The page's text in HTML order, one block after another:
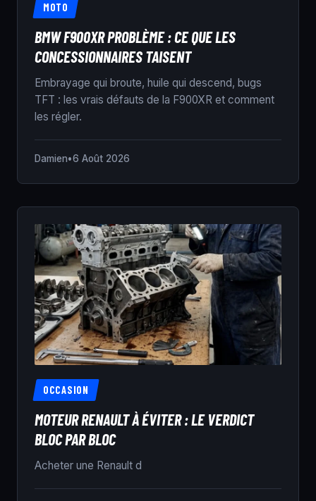
MOTO
BMW F900XR PROBLÈME : CE QUE LES
CONCESSIONNAIRES TAISENT
Embrayage qui broute, huile qui descend, bugs
TFT : les vrais défauts de la F900XR et comment
les régler.
Damien•6 Août 2026
OCCASION
MOTEUR RENAULT À ÉVITER : LE VERDICT
BLOC PAR BLOC
Acheter une Renault d